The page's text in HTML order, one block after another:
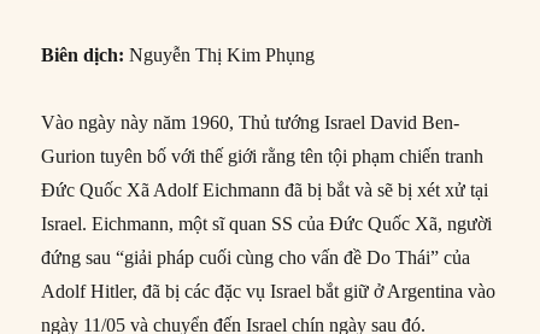
Biên dịch:Nguyễn Thị Kim Phụng
Vào ngày này năm 1960, Thủ tướng Israel David Ben-
Gurion tuyên bố với thế giới rằng tên tội phạm chiến tranh
Đức Quốc Xã Adolf Eichmann đã bị bắt và sẽ bị xét xử tại
Israel. Eichmann, một sĩ quan SS của Đức Quốc Xã, người
đứng sau “giải pháp cuối cùng cho vấn đề Do Thái” của
Adolf Hitler, đã bị các đặc vụ Israel bắt giữ ở Argentina vào
ngày 11/05 và chuyển đến Israel chín ngày sau đó.